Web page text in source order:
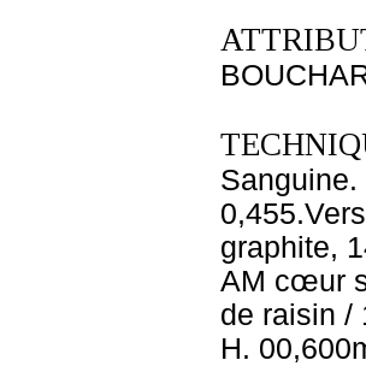
graphite,
AM cœur
de raisin /
H.